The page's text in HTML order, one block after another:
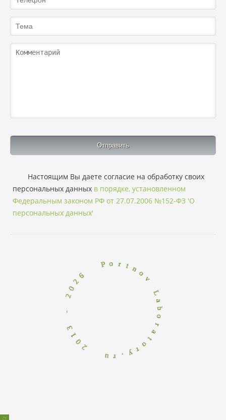
Настоящим Вы даете согласие на обработку своих
персональных данных в порядке, установленном
Федеральным законом РФ от 27.07.2006 №152-ФЗ 'О
персональных данных'
o r t n o
v
a
b
o
r
a
t
o
r
y
.
r
u
0
1
3
0
2
6